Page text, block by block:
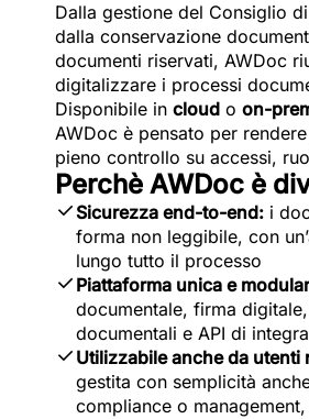
Dalla gestione del Consiglio
dalla conservazione
documenti riservati, AWDoc
digitalizzare i processi
Disponibile in cloud o on-
AWDoc è pensato per
pieno controllo su accessi,
Perchè AWDoc è
Sicurezza end-to-end: i
forma non leggibile, con
lungo tutto il processo
Piattaforma unica e
documentale, firma
documentali e API di
Utilizzabile anche da utenti
gestita con semplicità
compliance o